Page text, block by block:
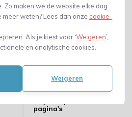
Zo maken we de website elke dag
weten? Lees dan onze cookie-
Als je kiest voor ‘Weigeren’,
en analytische cookies.
Weigeren
W2032A(415A)-compat
pagina's